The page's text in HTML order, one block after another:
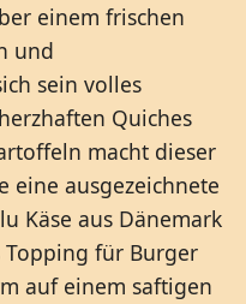
einem frischen
und
sein volles
Quiches
macht dieser
eine ausgezeichnete
Käse aus Dänemark
Topping für Burger
auf einem saftigen